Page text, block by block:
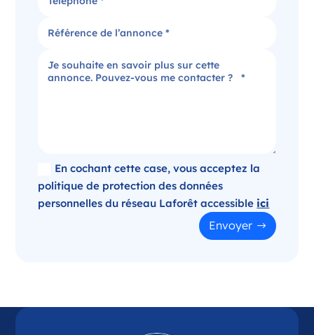
Agence immobilière dans le Puy-de-Dôme
France
Opportunité d’ouverture à Panazol
En cochant cette case, vous acceptez la
politique de protection des données
personnelles du réseau Laforêt accessible ici
Envoyer